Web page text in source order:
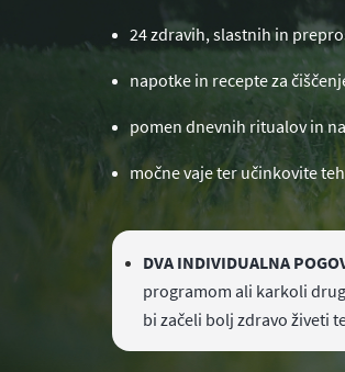
24 zdravih, slastnih in
napotke in recepte za
pomen dnevnih ritualov in
močne vaje ter učinkovite
DVA INDIVIDUALNA
programom ali karkoli
bi začeli bolj zdravo živeti